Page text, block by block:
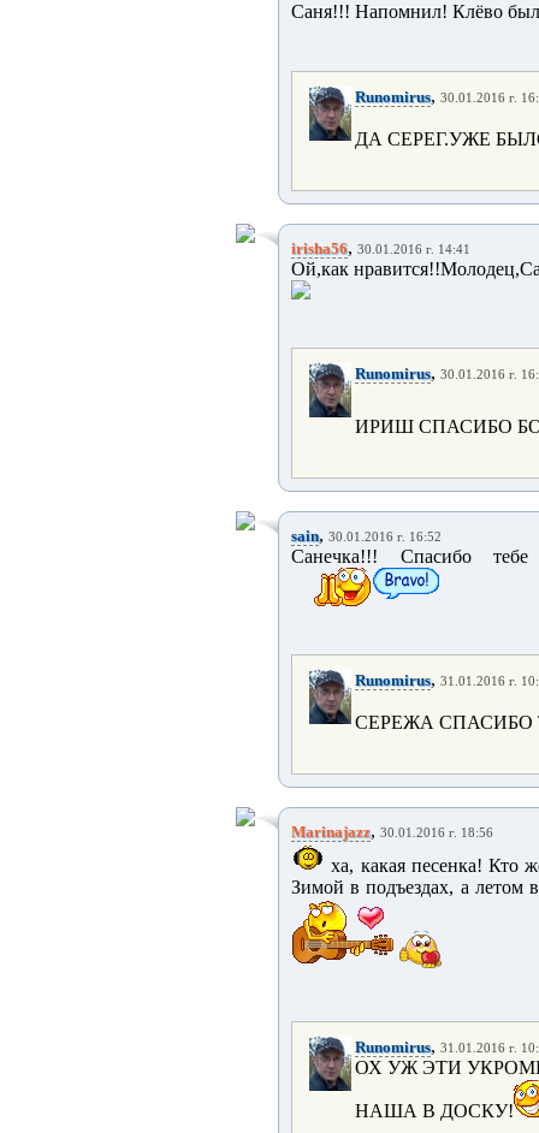
Саня!!! Напомнил! Клёво
Runomirus, 30.01.2016 г.
ДА СЕРЕГ.УЖЕ
irisha56, 30.01.2016 г. 14:41
Ой,как
Runomirus, 30.01.2016 г.
ИРИШ СПАСИБО
sain, 30.01.2016 г. 16:52
Санечка!!! Спасибо
Runomirus, 31.01.2016 г.
СЕРЕЖА
Marinajazz, 30.01.2016 г. 18:56
ха, какая песенка! Кто
Зимой в подъездах, а летом
Runomirus, 31.01.2016 г.
ОХ УЖ ЭТИ
НАША В ДОСКУ!